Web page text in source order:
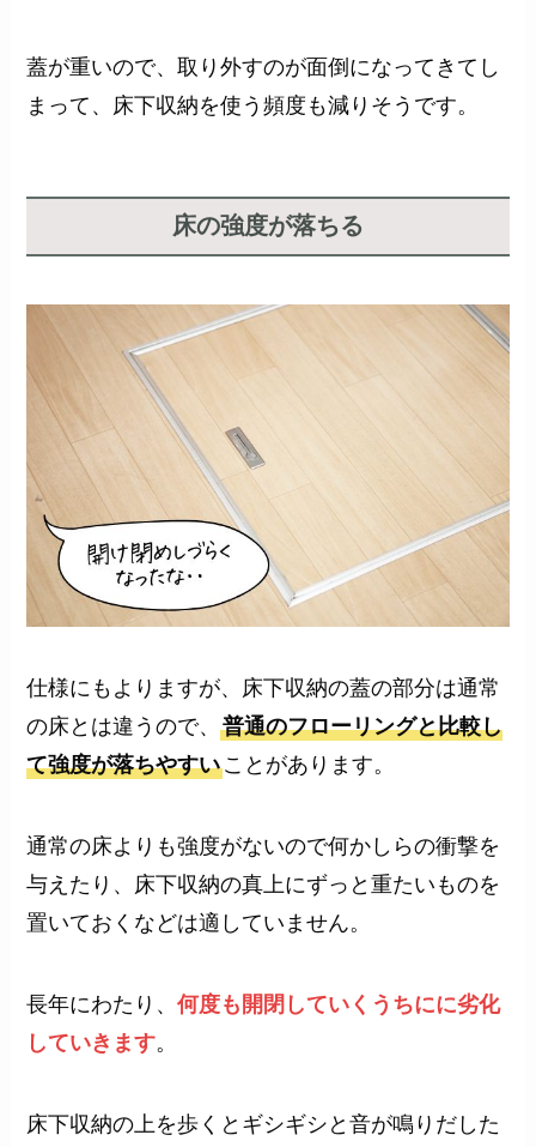
蓋が重いので、取り外すのが面倒になってきてし
まって、床下収納を使う頻度も減りそうです。
床の強度が落ちる
仕様にもよりますが、床下収納の蓋の部分は通常
の床とは違うので、普通のフローリングと比較し
て強度が落ちやすいことがあります。
通常の床よりも強度がないので何かしらの衝撃を
与えたり、床下収納の真上にずっと重たいものを
置いておくなどは適していません。
長年にわたり、何度も開閉していくうちにに劣化
していきます。
床下収納の上を歩くとギシギシと音が鳴りだした